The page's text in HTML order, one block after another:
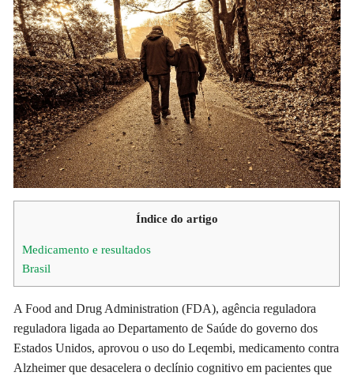
Índice do artigo
Medicamento e resultados
Brasil
A Food and Drug Administration (FDA), agência reguladora
reguladora ligada ao Departamento de Saúde do governo dos
Estados Unidos, aprovou o uso do Leqembi, medicamento contra
Alzheimer que desacelera o declínio cognitivo em pacientes que